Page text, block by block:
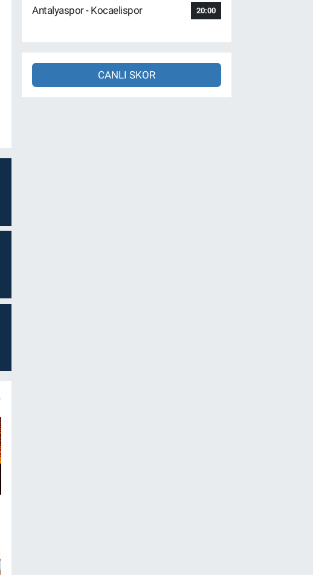
Antalyaspor - Kocaelispor 20:00
CANLI SKOR